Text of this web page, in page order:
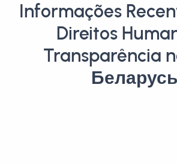
Informações
Direitos
Transparência
Беларусь